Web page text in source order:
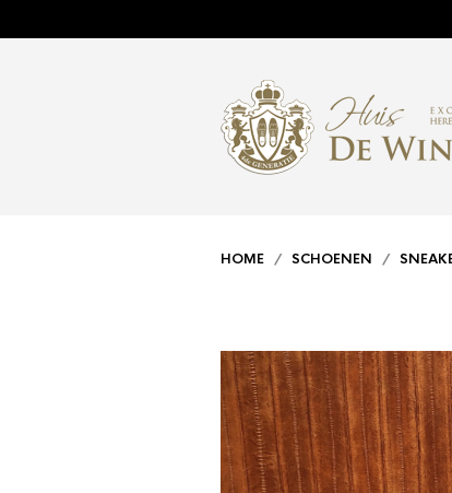
HOME / SCHOENEN /